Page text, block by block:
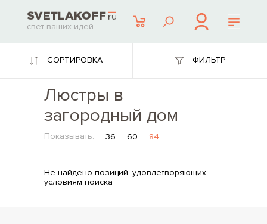
свет ваших идей
СОРТИРОВКА ФИЛЬТР
Люстры в
загородный дом
Показывать: 36 60 84
Не найдено позиций, удовлетворяющих
условиям поиска